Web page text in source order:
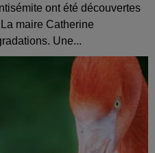
ont été découvertes
maire Catherine
Une...